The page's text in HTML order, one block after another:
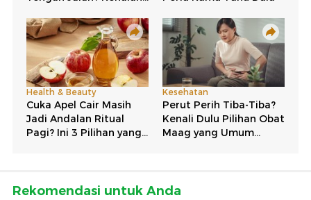
Rekomendasi untuk Anda